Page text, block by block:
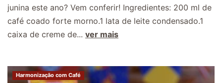
junina este ano? Vem conferir! Ingredientes: 200 ml de
café coado forte morno.1 lata de leite condensado.1
caixa de creme de... ver mais
Harmonização com Café